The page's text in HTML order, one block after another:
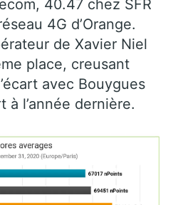
40.47 chez SFR
4G d’Orange.
de Xavier Niel
place, creusant
avec Bouygues
à l’année dernière.